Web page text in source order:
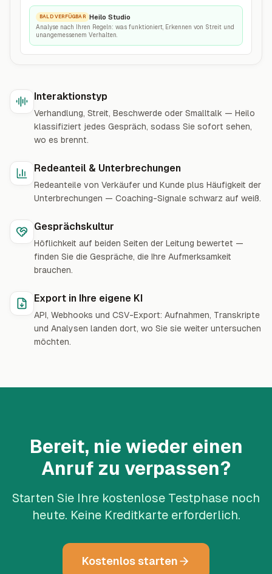
BALD VERFÜGBAR Heilo Studio
Analyse nach Ihren Regeln: was funktioniert, Erkennen von Streit und
unangemessenem Verhalten.
Interaktionstyp
Verhandlung, Streit, Beschwerde oder Smalltalk — Heilo
klassifiziert jedes Gespräch, sodass Sie sofort sehen,
wo es brennt.
Redeanteil & Unterbrechungen
Redeanteile von Verkäufer und Kunde plus Häufigkeit der
Unterbrechungen — Coaching-Signale schwarz auf weiß.
Gesprächskultur
Höflichkeit auf beiden Seiten der Leitung bewertet —
finden Sie die Gespräche, die Ihre Aufmerksamkeit
brauchen.
Export in Ihre eigene KI
API, Webhooks und CSV-Export: Aufnahmen, Transkripte
und Analysen landen dort, wo Sie sie weiter untersuchen
möchten.
Bereit, nie wieder einen
Anruf zu verpassen?
Starten Sie Ihre kostenlose Testphase noch
heute. Keine Kreditkarte erforderlich.
Kostenlos starten